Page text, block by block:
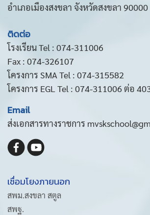
อำเภอเมืองสงขลา จังหวัดสงขลา 90000
ติดต่อ
โรงเรียน Tel : 074-311006
Fax : 074-326107
โครงการ SMA Tel : 074-315582
โครงการ EGL Tel : 074-311006 ต่อ
Email
ส่งเอกสารทางราชการ
เชื่อมโยงภายนอก
สพม.สงขลา สตูล
สพฐ.